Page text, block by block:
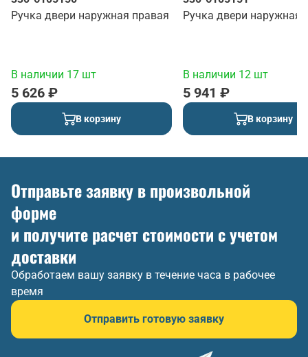
Ручка двери наружная правая
В наличии 17 шт
5 626 ₽
В корзину
Ручка двери наружная
В наличии 12 шт
5 941 ₽
В корзину
Отправьте заявку в произвольной
форме
и получите расчет стоимости с учетом
доставки
Обработаем вашу заявку в течение часа в рабочее
время
Отправить готовую заявку